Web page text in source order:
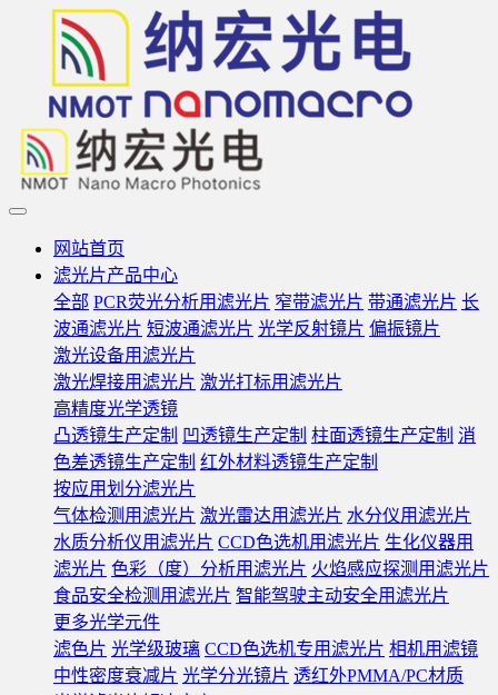
网站首页
滤光片产品中心
全部 PCR荧光分析用滤光片 窄带滤光片 带通滤光片 长
波通滤光片 短波通滤光片 光学反射镜片 偏振镜片
激光设备用滤光片
激光焊接用滤光片 激光打标用滤光片
高精度光学透镜
凸透镜生产定制 凹透镜生产定制 柱面透镜生产定制 消
色差透镜生产定制 红外材料透镜生产定制
按应用划分滤光片
气体检测用滤光片 激光雷达用滤光片 水分仪用滤光片
水质分析仪用滤光片 CCD色选机用滤光片 生化仪器用
滤光片 色彩（度）分析用滤光片 火焰感应探测用滤光片
食品安全检测用滤光片 智能驾驶主动安全用滤光片
更多光学元件
滤色片 光学级玻璃 CCD色选机专用滤光片 相机用滤镜
中性密度衰减片 光学分光镜片 透红外PMMA/PC材质